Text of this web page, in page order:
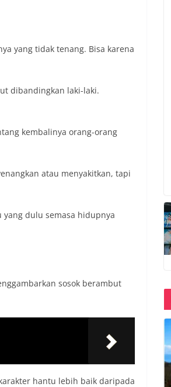
yang tidak tenang. Bisa karena
dibandingkan laki-laki.
kembalinya orang-orang
atau menyakitkan, tapi
dulu semasa hidupnya
sosok berambut
hantu lebih baik daripada